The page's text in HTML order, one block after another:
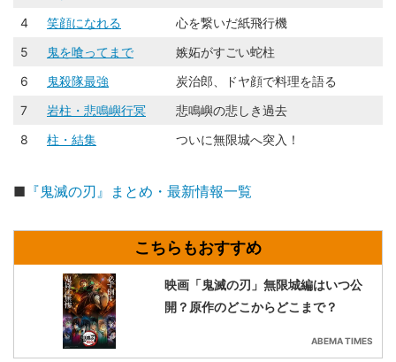
4
笑顔になれる
心を繋いだ紙飛行機
5
鬼を喰ってまで
嫉妬がすごい蛇柱
6
鬼殺隊最強
炭治郎、ドヤ顔で料理を語る
7
岩柱・悲鳴嶼行冥
悲鳴嶼の悲しき過去
8
柱・結集 ついに無限城へ突入！
■ 『鬼滅の刃』まとめ・最新情報一覧
映画「鬼滅の刃」無限城編はいつ公
開？原作のどこからどこまで？
ABEMA TIMES